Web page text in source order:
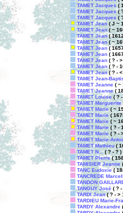
TAMET Jacques(
TAMET Jacques(
TAMET Jacques (
TAMET Jean( J ~
TAMET Jean( ~
TAMET Jean(
TAMET Jean( ~
TAMET Jean(
TAMET Jean(
TAMET Jean( ? - >
TAMET Jean( ? -
TAMET Jean( ? - <
TAMET Jean-
TAMET Jeanne( ~
TAMET Jeanne(
TAMET Louise ( ?
TAMET Marguerite
TAMET Marie( ~
TAMET Marie(
TAMET Marie( ~
TAMET Marie ( ? -
TAMET Marie ( ? -
TAMET Marie-
TAMET Mathieu(
TAMET N...( ? - ? )
TAMET Pierre(
TAMISIER Jeanne(
TANC Eudoxie(
TANCREDE
TANDON
TANGUY José( ? -
TARDI Jean( ? - >
TARDIEU Marie-
TARDY Alexandre(